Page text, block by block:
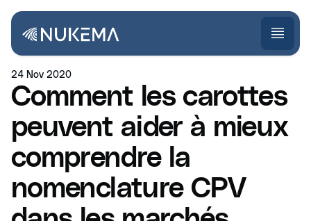
24 Nov 2020
Comment les carottes
peuvent aider à mieux
comprendre la
nomenclature CPV